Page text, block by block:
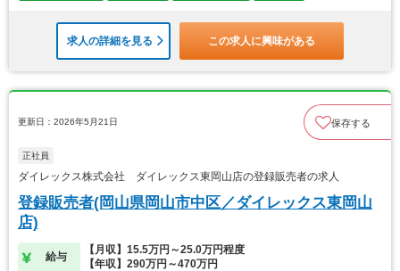
求人の詳細を見る この求人に興味がある
更新日：2026年5月21日 保存する
正社員
ダイレックス株式会社 ダイレックス東岡山店の登録販売者の求人
登録販売者(岡山県岡山市中区／ダイレックス東岡山
店)
給与
【月収】15.5万円～25.0万円程度
【年収】290万円～470万円